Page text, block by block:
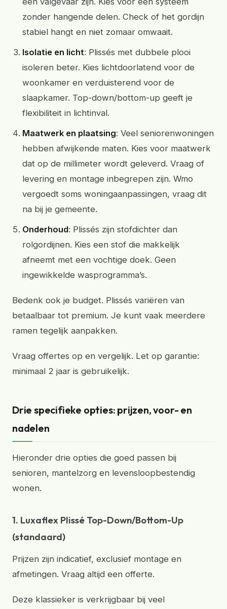
zonder hangende delen. Check of het gordijn
stabiel hangt en niet zomaar omwaait.
Isolatie en licht: Plissés met dubbele plooi
isoleren beter. Kies lichtdoorlatend voor de
woonkamer en verduisterend voor de
slaapkamer. Top-down/bottom-up geeft je
flexibiliteit in lichtinval.
Maatwerk en plaatsing: Veel seniorenwoningen
hebben afwijkende maten. Kies voor maatwerk
dat op de millimeter wordt geleverd. Vraag of
levering en montage inbegrepen zijn. Wmo
vergoedt soms woningaanpassingen, vraag dit
na bij je gemeente.
Onderhoud: Plissés zijn stofdichter dan
rolgordijnen. Kies een stof die makkelijk
afneemt met een vochtige doek. Geen
ingewikkelde wasprogramma’s.
Bedenk ook je budget. Plissés variëren van
betaalbaar tot premium. Je kunt vaak meerdere
ramen tegelijk aanpakken.
Vraag offertes op en vergelijk. Let op garantie:
minimaal 2 jaar is gebruikelijk.
Drie specifieke opties: prijzen, voor- en
nadelen
Hieronder drie opties die goed passen bij
senioren, mantelzorg en levensloopbestendig
wonen.
1. Luxaflex Plissé Top-Down/Bottom-Up
(standaard)
Prijzen zijn indicatief, exclusief montage en
afmetingen. Vraag altijd een offerte.
Deze klassieker is verkrijgbaar bij veel